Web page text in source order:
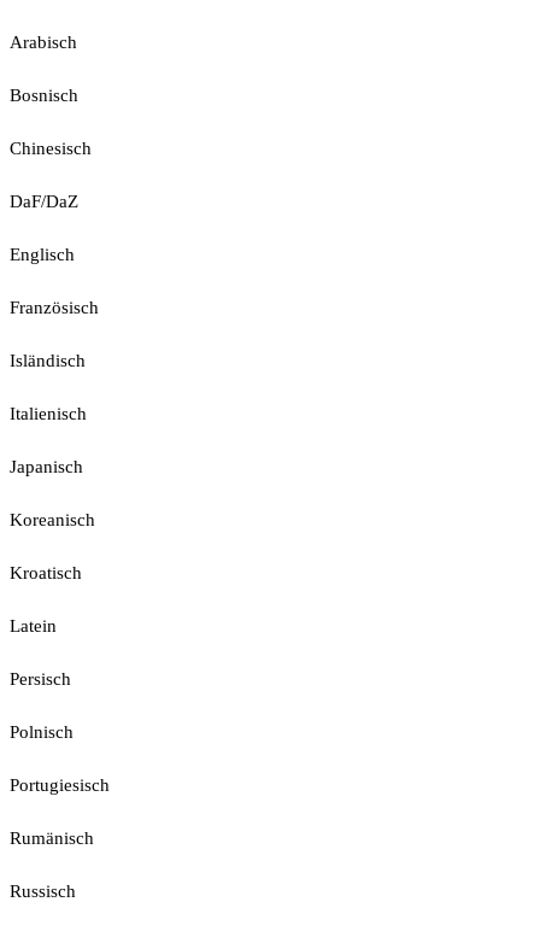
Arabisch
Bosnisch
Chinesisch
DaF/DaZ
Englisch
Französisch
Isländisch
Italienisch
Japanisch
Koreanisch
Kroatisch
Latein
Persisch
Polnisch
Portugiesisch
Rumänisch
Russisch